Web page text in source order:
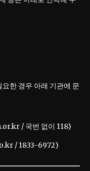
한 경우 아래 기관에 문
/ 국번 없이 118)
/ 1833-6972)